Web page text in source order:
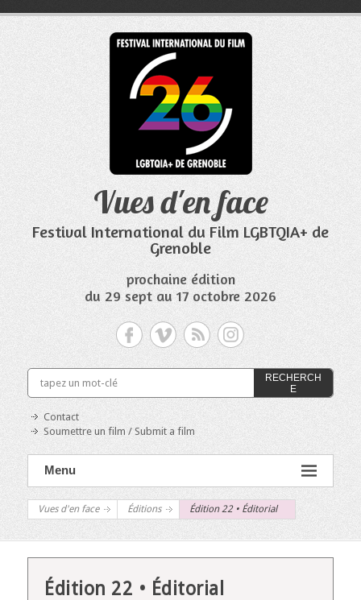
Vues d'en face
Festival International du Film LGBTQIA+ de
Grenoble
prochaine édition
du 29 sept au 17 octobre 2026
RECHERCH
E
Contact
Soumettre un film / Submit a film
Menu
Vues d'en face Éditions Édition 22 • Éditorial
Édition 22 • Éditorial